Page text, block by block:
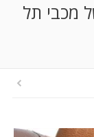
מכבי תל